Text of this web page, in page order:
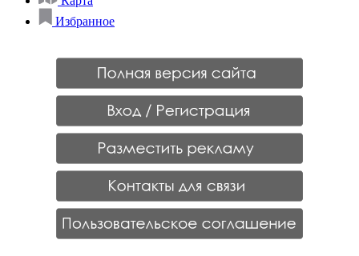
Избранное